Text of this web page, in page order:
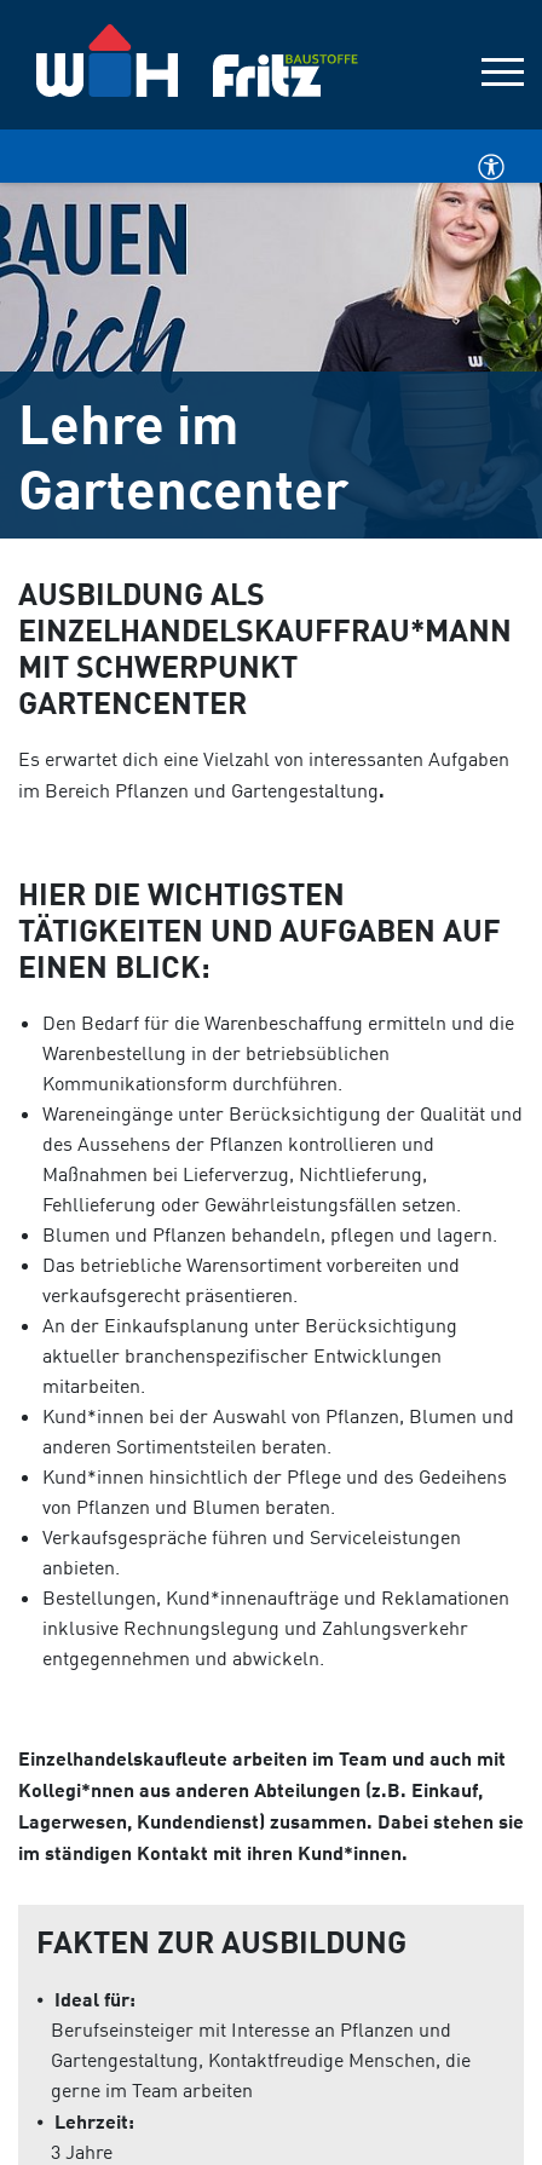
Lehre im
Gartencenter
AUSBILDUNG ALS
EINZELHANDELSKAUFFRAU*MANN
MIT SCHWERPUNKT
GARTENCENTER
Es erwartet dich eine Vielzahl von interessanten Aufgaben
im Bereich Pflanzen und Gartengestaltung.
HIER DIE WICHTIGSTEN
TÄTIGKEITEN UND AUFGABEN AUF
EINEN BLICK:
Den Bedarf für die Warenbeschaffung ermitteln und die
Warenbestellung in der betriebsüblichen
Kommunikationsform durchführen.
Wareneingänge unter Berücksichtigung der Qualität und
des Aussehens der Pflanzen kontrollieren und
Maßnahmen bei Lieferverzug, Nichtlieferung,
Fehllieferung oder Gewährleistungsfällen setzen.
Blumen und Pflanzen behandeln, pflegen und lagern.
Das betriebliche Warensortiment vorbereiten und
verkaufsgerecht präsentieren.
An der Einkaufsplanung unter Berücksichtigung
aktueller branchenspezifischer Entwicklungen
mitarbeiten.
Kund*innen bei der Auswahl von Pflanzen, Blumen und
anderen Sortimentsteilen beraten.
Kund*innen hinsichtlich der Pflege und des Gedeihens
von Pflanzen und Blumen beraten.
Verkaufsgespräche führen und Serviceleistungen
anbieten.
Bestellungen, Kund*innenaufträge und Reklamationen
inklusive Rechnungslegung und Zahlungsverkehr
entgegennehmen und abwickeln.
Einzelhandelskaufleute arbeiten im Team und auch mit
Kollegi*nnen aus anderen Abteilungen (z.B. Einkauf,
Lagerwesen, Kundendienst) zusammen. Dabei stehen sie
im ständigen Kontakt mit ihren Kund*innen.
FAKTEN ZUR AUSBILDUNG
⦁ Ideal für:
Berufseinsteiger mit Interesse an Pflanzen und
Gartengestaltung, Kontaktfreudige Menschen, die
gerne im Team arbeiten
⦁ Lehrzeit:
3 Jahre